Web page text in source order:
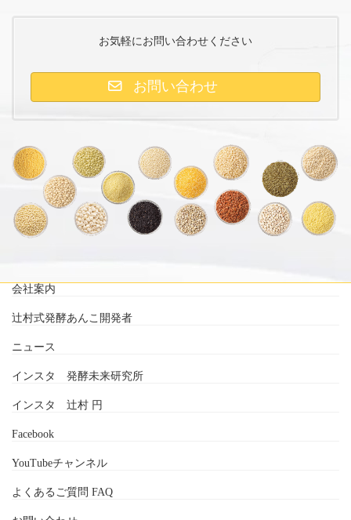
お気軽にお問い合わせください
お問い合わせ
会社案内
辻村式発酵あんこ開発者
ニュース
インスタ 発酵未来研究所
インスタ 辻村 円
Facebook
YouTubeチャンネル
よくあるご質問 FAQ